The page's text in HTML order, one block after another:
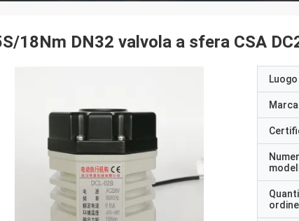
18Nm DN32 valvola a sfera CSA
Marca